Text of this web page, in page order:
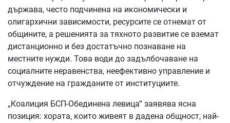
държава, често подчинена на икономически и
олигархични зависимости, ресурсите се отнемат от
общините, а решенията за тяхното развитие се вземат
дистанционно и без достатъчно познаване на
местните нужди. Това води до задълбочаване на
социалните неравенства, неефективно управление и
отчуждение на гражданите от институциите.
„Коалиция БСП-Обединена левица“ заявява ясна
позиция: хората, които живеят в дадена общност, най-